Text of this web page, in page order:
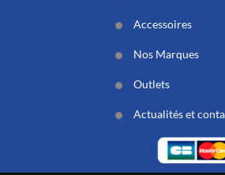
Accessoires
Nos Marques
Outlets
Actualités et